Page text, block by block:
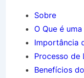
Sobre
O Que é
Importância
Processo de
Benefícios